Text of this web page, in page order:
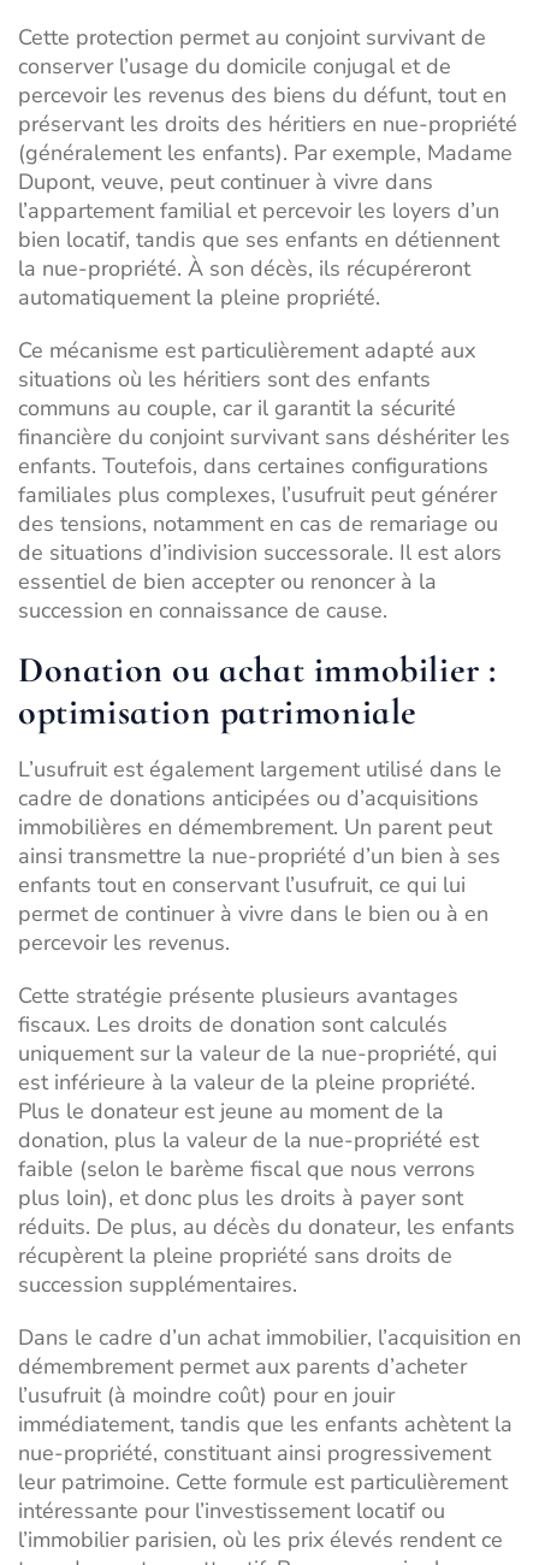
Cette protection permet au conjoint survivant de
conserver l’usage du domicile conjugal et de
percevoir les revenus des biens du défunt, tout en
préservant les droits des héritiers en nue-propriété
(généralement les enfants). Par exemple, Madame
Dupont, veuve, peut continuer à vivre dans
l’appartement familial et percevoir les loyers d’un
bien locatif, tandis que ses enfants en détiennent
la nue-propriété. À son décès, ils récupéreront
automatiquement la pleine propriété.
Ce mécanisme est particulièrement adapté aux
situations où les héritiers sont des enfants
communs au couple, car il garantit la sécurité
financière du conjoint survivant sans déshériter les
enfants. Toutefois, dans certaines configurations
familiales plus complexes, l’usufruit peut générer
des tensions, notamment en cas de remariage ou
de situations d’indivision successorale. Il est alors
essentiel de bien accepter ou renoncer à la
succession en connaissance de cause.
Donation ou achat immobilier :
optimisation patrimoniale
L’usufruit est également largement utilisé dans le
cadre de donations anticipées ou d’acquisitions
immobilières en démembrement. Un parent peut
ainsi transmettre la nue-propriété d’un bien à ses
enfants tout en conservant l’usufruit, ce qui lui
permet de continuer à vivre dans le bien ou à en
percevoir les revenus.
Cette stratégie présente plusieurs avantages
fiscaux. Les droits de donation sont calculés
uniquement sur la valeur de la nue-propriété, qui
est inférieure à la valeur de la pleine propriété.
Plus le donateur est jeune au moment de la
donation, plus la valeur de la nue-propriété est
faible (selon le barème fiscal que nous verrons
plus loin), et donc plus les droits à payer sont
réduits. De plus, au décès du donateur, les enfants
récupèrent la pleine propriété sans droits de
succession supplémentaires.
Dans le cadre d’un achat immobilier, l’acquisition en
démembrement permet aux parents d’acheter
l’usufruit (à moindre coût) pour en jouir
immédiatement, tandis que les enfants achètent la
nue-propriété, constituant ainsi progressivement
leur patrimoine. Cette formule est particulièrement
intéressante pour l’investissement locatif ou
l’immobilier parisien, où les prix élevés rendent ce